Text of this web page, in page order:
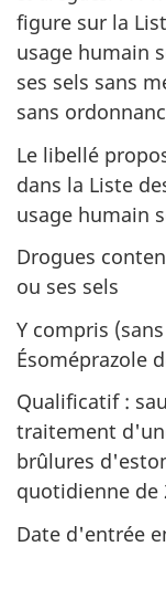
figure sur la
usage humain
ses sels sans
sans
Le libellé
dans la Liste
usage humain
Drogues
ou ses sels
Y compris
Ésoméprazole
Qualificatif :
traitement
brûlures
quotidienne de
Date d'entrée